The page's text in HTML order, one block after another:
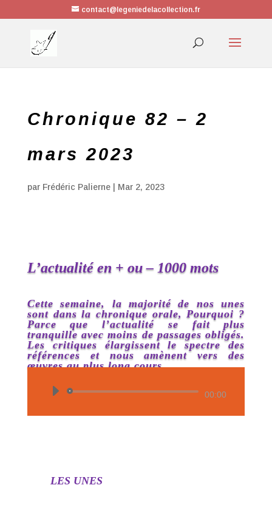
contact@legeniedelacollection.fr
Chronique 82 – 2
mars 2023
par Frédéric Palierne| Mar 2, 2023
L’actualité en + ou – 1000 mots
Cette semaine, la majorité de nos unes
sont dans la chronique orale, Pourquoi ?
Parce que l’actualité se fait plus
tranquille avec moins de passages obligés.
Les critiques élargissent le spectre des
références et nous amènent vers des
œuvres au plus long cours.
Lecteur
00:00
LES UNES